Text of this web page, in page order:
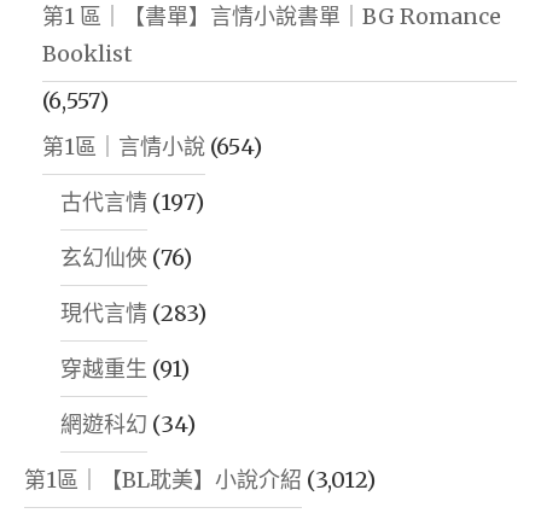
第1 區｜【書單】言情小說書單｜BG Romance
Booklist
(6,557)
第1區｜言情小說 (654)
古代言情 (197)
玄幻仙俠 (76)
現代言情 (283)
穿越重生 (91)
網遊科幻 (34)
第1區｜【BL耽美】小說介紹 (3,012)